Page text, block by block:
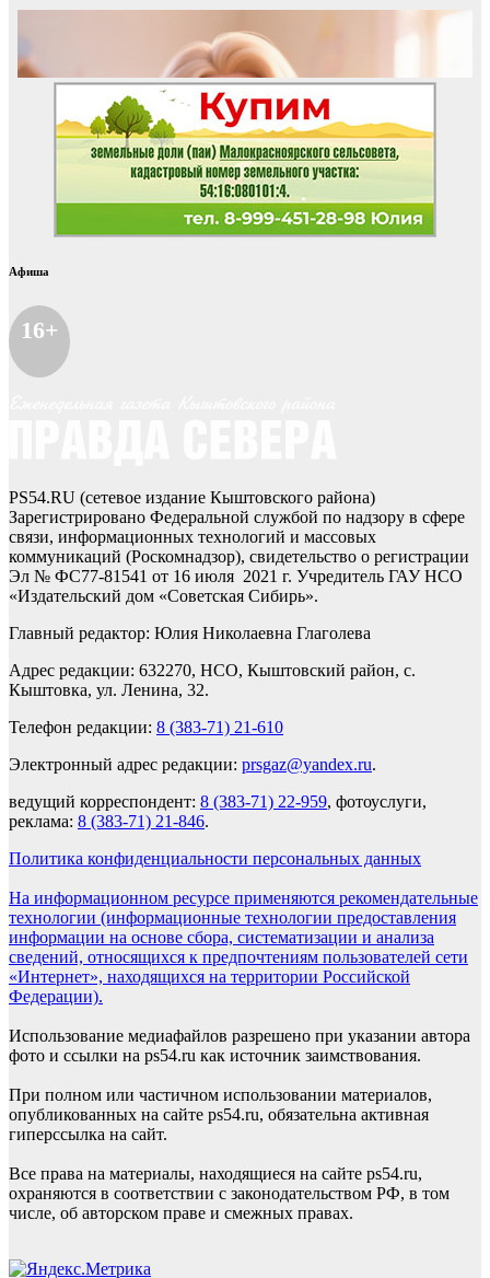
Афиша
16+
PS54.RU (сетевое издание Кыштовского района)
Зарегистрировано Федеральной службой по надзору в сфере
связи, информационных технологий и массовых
коммуникаций (Роскомнадзор), свидетельство о регистрации
Эл № ФС77-81541 от 16 июля 2021 г. Учредитель ГАУ НСО
«Издательский дом «Советская Сибирь».
Главный редактор: Юлия Николаевна Глаголева
Адрес редакции: 632270, НСО, Кыштовский район, с.
Кыштовка, ул. Ленина, 32.
Телефон редакции: 8 (383-71) 21-610
Электронный адрес редакции: prsgaz@yandex.ru.
ведущий корреспондент: 8 (383-71) 22-959, фотоуслуги,
реклама: 8 (383-71) 21-846.
Политика конфиденциальности персональных данных
На информационном ресурсе применяются рекомендательные
технологии (информационные технологии предоставления
информации на основе сбора, систематизации и анализа
сведений, относящихся к предпочтениям пользователей сети
«Интернет», находящихся на территории Российской
Федерации).
Использование медиафайлов разрешено при указании автора
фото и ссылки на ps54.ru как источник заимствования.
При полном или частичном использовании материалов,
опубликованных на сайте ps54.ru, обязательна активная
гиперссылка на сайт.
Все права на материалы, находящиеся на сайте ps54.ru,
охраняются в соответствии с законодательством РФ, в том
числе, об авторском праве и смежных правах.